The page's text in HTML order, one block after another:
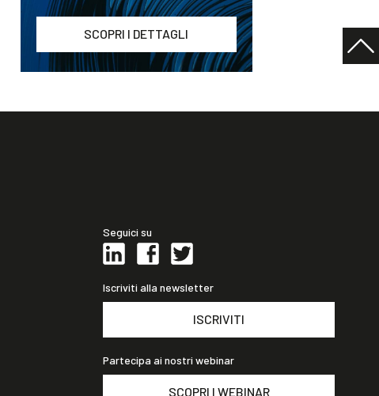
SCOPRI I DETTAGLI
Seguici su
Iscriviti alla newsletter
ISCRIVITI
Partecipa ai nostri webinar
SCOPRI I WEBINAR